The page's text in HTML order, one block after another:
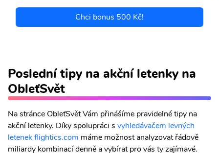
Chci bonus 500 Kč!
Poslední tipy na akční letenky na
ObleťSvět
Na stránce ObleťSvět Vám přinášíme pravidelné tipy na
akční letenky. Díky spolupráci s vyhledávačem levných
letenek flightics.com máme možnost analyzovat řádově
miliardy kombinací denně a vybírat pro vás ty zajímavé.